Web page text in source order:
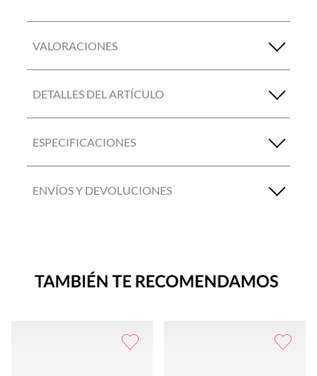
VALORACIONES
DETALLES DEL ARTÍCULO
ESPECIFICACIONES
ENVÍOS Y DEVOLUCIONES